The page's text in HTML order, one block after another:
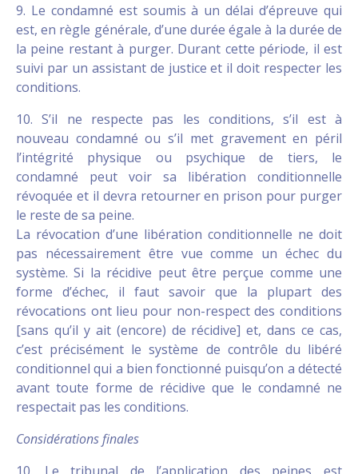
9. Le condamné est soumis à un délai d’épreuve qui
est, en règle générale, d’une durée égale à la durée de
la peine restant à purger. Durant cette période, il est
suivi par un assistant de justice et il doit respecter les
conditions.
10. S’il ne respecte pas les conditions, s’il est à
nouveau condamné ou s’il met gravement en péril
l’intégrité physique ou psychique de tiers, le
condamné peut voir sa libération conditionnelle
révoquée et il devra retourner en prison pour purger
le reste de sa peine.
La révocation d’une libération conditionnelle ne doit
pas nécessairement être vue comme un échec du
système. Si la récidive peut être perçue comme une
forme d’échec, il faut savoir que la plupart des
révocations ont lieu pour non-respect des conditions
[sans qu’il y ait (encore) de récidive] et, dans ce cas,
c’est précisément le système de contrôle du libéré
conditionnel qui a bien fonctionné puisqu’on a détecté
avant toute forme de récidive que le condamné ne
respectait pas les conditions.
Considérations finales
10. Le tribunal de l’application des peines est